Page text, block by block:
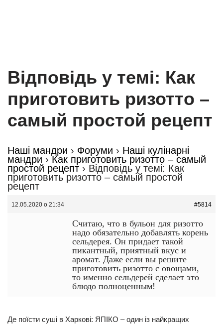
Відповідь у темі: Как
приготовить ризотто –
самый простой рецепт
Наші мандри › Форуми › Наші кулінарні
мандри › Как приготовить ризотто – самый
простой рецепт › Відповідь у темі: Как
приготовить ризотто – самый простой
рецепт
12.05.2020 о 21:34 #5814
Считаю, что в бульон для ризотто
надо обязательно добавлять корень
сельдерея. Он придает такой
пикантный, приятный вкус и
аромат. Даже если вы решите
приготовить ризотто с овощами,
то именно сельдерей сделает это
блюдо полноценным!
Де поїсти суші в Харкові: ЯПІКО – один із найкращих